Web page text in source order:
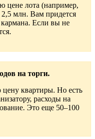
цене лота (например,
млн. Вам придется
кармана. Если вы не
на торги.
цену квартиры. Но есть
расходы на
Это еще 50–100